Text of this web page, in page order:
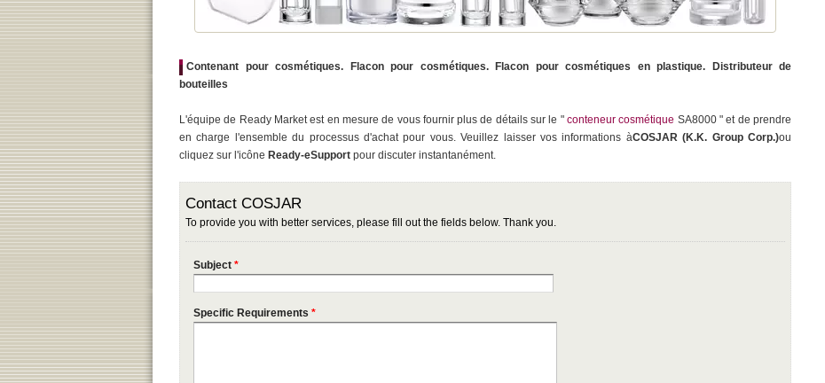
Contenant pour cosmétiques. Flacon pour cosmétiques. Flacon pour cosmétiques en plastique. Distributeur de
bouteilles
L'équipe de Ready Market est en mesure de vous fournir plus de détails sur le "conteneur cosmétique SA8000 " et de prendre
en charge l'ensemble du processus d'achat pour vous. Veuillez laisser vos informations àCOSJAR (K.K. Group Corp.)ou
cliquez sur l'icône Ready-eSupport pour discuter instantanément.